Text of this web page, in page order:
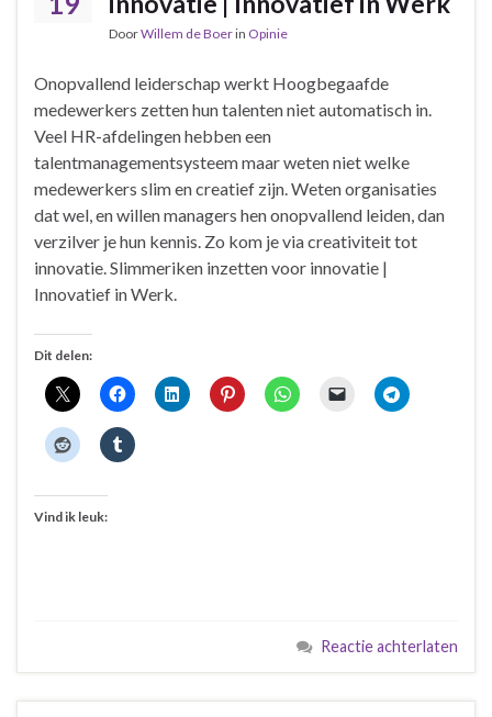
DoorWillem de Boerin Opinie
Onopvallend leiderschap werkt Hoogbegaafde
medewerkers zetten hun talenten niet automatisch in.
Veel HR-afdelingen hebben een
talentmanagementsysteem maar weten niet welke
medewerkers slim en creatief zijn. Weten organisaties
dat wel, en willen managers hen onopvallend leiden, dan
verzilver je hun kennis. Zo kom je via creativiteit tot
innovatie. Slimmeriken inzetten voor innovatie |
Innovatief in Werk.
Dit delen:
Vind ik leuk:
Reactie achterlaten